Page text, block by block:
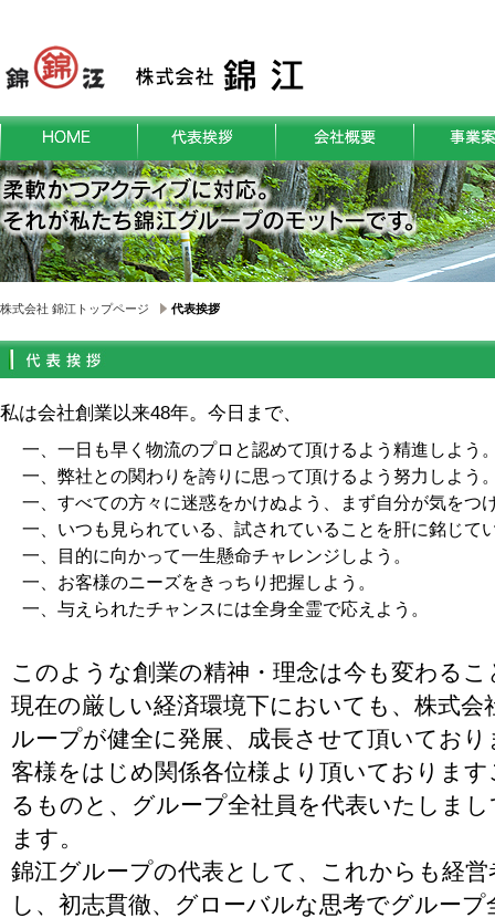
株式会社 錦江トップページ 代表挨拶
私は会社創業以来48年。今日まで、
一、一日も早く物流のプロと認めて頂けるよう精進しよう
一、弊社との関わりを誇りに思って頂けるよう努力しよう
一、すべての方々に迷惑をかけぬよう、まず自分が気をつ
一、いつも見られている、試されていることを肝に銘じて
一、目的に向かって一生懸命チャレンジしよう。
一、お客様のニーズをきっちり把握しよう。
一、与えられたチャンスには全身全霊で応えよう。
このような創業の精神・理念は今も変わる
現在の厳しい経済環境下においても、株式会
ループが健全に発展、成長させて頂いてお
客様をはじめ関係各位様より頂いておりま
るものと、グループ全社員を代表いたしま
ます。
錦江グループの代表として、これからも経
し、初志貫徹、グローバルな思考でグルー